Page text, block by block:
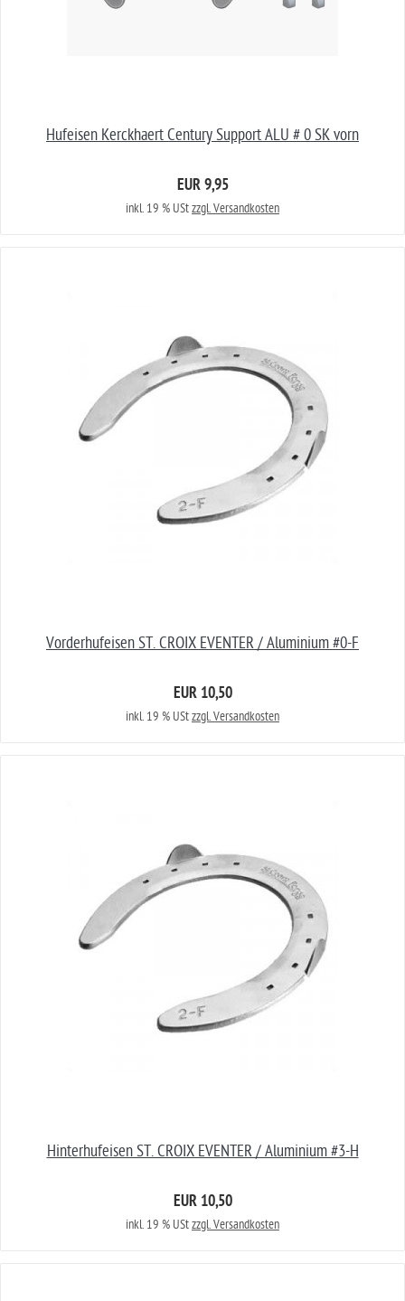
Hufeisen Kerckhaert Century Support ALU # 0 SK vorn
EUR 9,95
inkl. 19 % UStzzgl. Versandkosten
Vorderhufeisen ST. CROIX EVENTER / Aluminium #0-F
EUR 10,50
inkl. 19 % UStzzgl. Versandkosten
Hinterhufeisen ST. CROIX EVENTER / Aluminium #3-H
EUR 10,50
inkl. 19 % UStzzgl. Versandkosten